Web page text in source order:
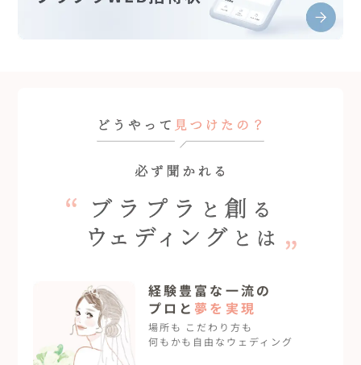
経験豊富な一流の
プロと 夢を実現
場所も こだわり方も
何もかも自由なウェディング